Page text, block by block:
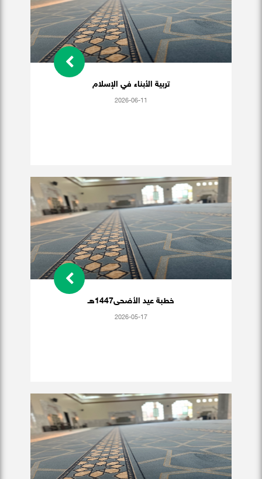
تربية الأبناء في الإسلام
2026-06-11
خطبة عيد الأضحى1447هـ
2026-05-17